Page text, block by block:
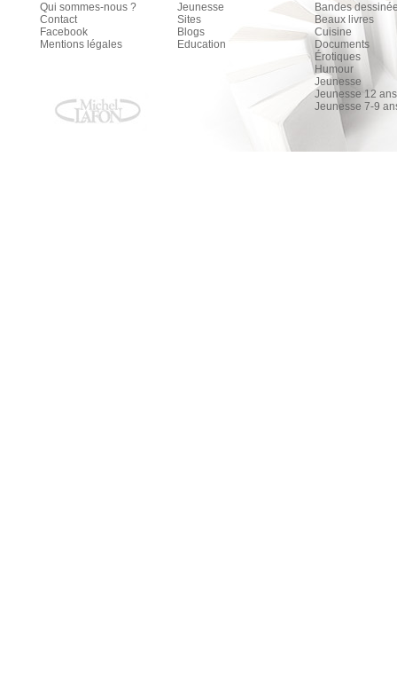
Qui sommes-nous ?
Contact
Facebook
Mentions légales
Jeunesse
Sites
Blogs
Education
Bandes
Beaux livres
Cuisine
Documents
Érotiques
Humour
Jeunesse
Jeunesse 12
Jeunesse 7-9